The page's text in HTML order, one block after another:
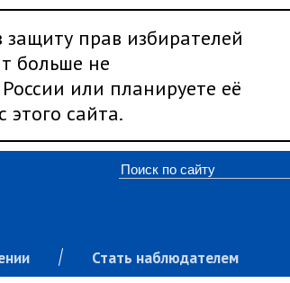
прав избирателей
больше не
или планируете её
сайта.
Стать наблюдателем